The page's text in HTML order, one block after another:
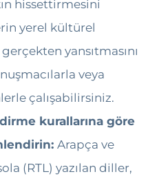
hissettirmesini
yerel kültürel
yansıtmasını
veya
çalışabilirsiniz.
kurallarına göre
Arapça ve
(RTL) yazılan diller,